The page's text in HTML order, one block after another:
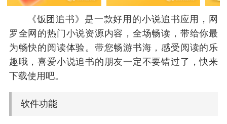
《饭团追书》是一款好用的小说追书应用，网
罗全网的热门小说资源内容，全场畅读，带给你最
为畅快的阅读体验。带您畅游书海，感受阅读的乐
趣哦，喜爱小说追书的朋友一定不要错过了，快来
下载使用吧。
软件功能